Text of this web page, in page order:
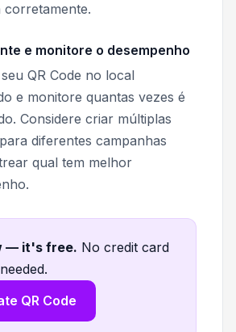
e monitore o desempenho
QR Code no local
e monitore quantas vezes é
Considere criar múltiplas
diferentes campanhas
qual tem melhor
— it's free. No credit card
QR Code